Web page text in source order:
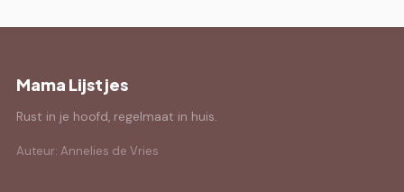
Mama Lijstjes
Rust in je hoofd, regelmaat in huis.
Auteur: Annelies de Vries